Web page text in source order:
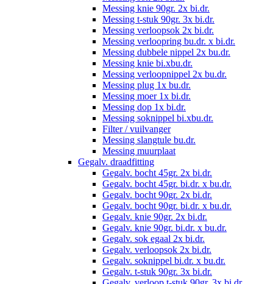
Messing knie 90gr. 2x bi.dr.
Messing t-stuk 90gr. 3x bi.dr.
Messing verloopsok 2x bi.dr.
Messing verloopring bu.dr. x bi.dr.
Messing dubbele nippel 2x bu.dr.
Messing knie bi.xbu.dr.
Messing verloopnippel 2x bu.dr.
Messing plug 1x bu.dr.
Messing moer 1x bi.dr.
Messing dop 1x bi.dr.
Messing soknippel bi.xbu.dr.
Filter / vuilvanger
Messing slangtule bu.dr.
Messing muurplaat
Gegalv. draadfitting
Gegalv. bocht 45gr. 2x bi.dr.
Gegalv. bocht 45gr. bi.dr. x bu.dr.
Gegalv. bocht 90gr. 2x bi.dr.
Gegalv. bocht 90gr. bi.dr. x bu.dr.
Gegalv. knie 90gr. 2x bi.dr.
Gegalv. knie 90gr. bi.dr. x bu.dr.
Gegalv. sok egaal 2x bi.dr.
Gegalv. verloopsok 2x bi.dr.
Gegalv. soknippel bi.dr. x bu.dr.
Gegalv. t-stuk 90gr. 3x bi.dr.